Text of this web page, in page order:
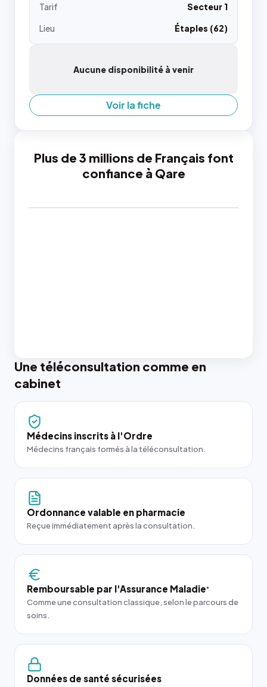
Tarif
Secteur 1
Lieu
Étaples (62)
Aucune disponibilité à venir
Voir la fiche
Plus de 3 millions de Français font
confiance à Qare
Une téléconsultation comme en
cabinet
Médecins inscrits à l'Ordre
Médecins français formés à la téléconsultation.
Ordonnance valable en pharmacie
Reçue immédiatement après la consultation.
Remboursable par l'Assurance Maladie*
Comme une consultation classique, selon le parcours de
soins.
Données de santé sécurisées